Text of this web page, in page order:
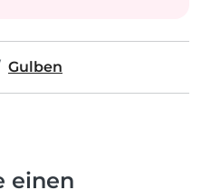
Gulben
einen